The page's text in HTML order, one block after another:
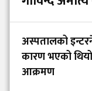
अस्पतालको
कारण भएको
आक्रमण